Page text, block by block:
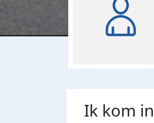
Ik kom